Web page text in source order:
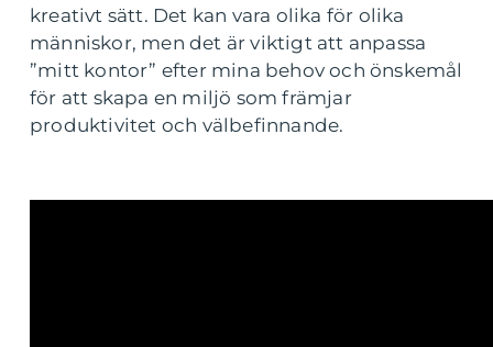
kreativt sätt. Det kan vara olika för olika
människor, men det är viktigt att anpassa
”mitt kontor” efter mina behov och önskemål
för att skapa en miljö som främjar
produktivitet och välbefinnande.